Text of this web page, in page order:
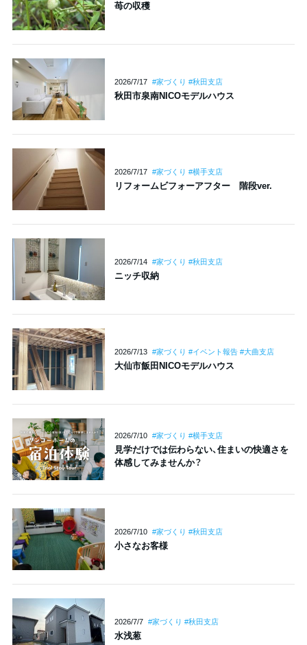
苺の収穫
2026/7/17 #家づくり #秋田支店
秋田市泉南NICOモデルハウス
2026/7/17 #家づくり #横手支店
リフォームビフォーアフター 階段ver.
2026/7/14 #家づくり #秋田支店
ニッチ収納
2026/7/13 #家づくり #イベント報告 #大曲支店
大仙市飯田NICOモデルハウス
2026/7/10 #家づくり #横手支店
見学だけでは伝わらない、住まいの快適さを
体感してみませんか？
2026/7/10 #家づくり #秋田支店
小さなお客様
2026/7/7 #家づくり #秋田支店
水浅葱